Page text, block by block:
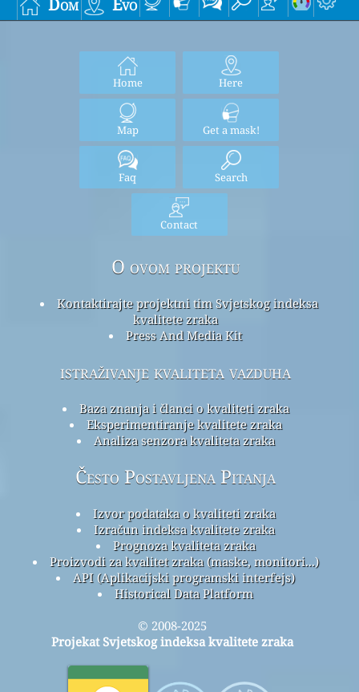
Dom Evo
Home Here
Map Get a mask!
Faq Search
Contact
O ovom projektu
Kontaktirajte projektni tim Svjetskog indeksa
kvalitete zraka
Press And Media Kit
istraživanje kvaliteta vazduha
Baza znanja i članci o kvaliteti zraka
Eksperimentiranje kvalitete zraka
Analiza senzora kvaliteta zraka
Često Postavljena Pitanja
Izvor podataka o kvaliteti zraka
Izračun indeksa kvalitete zraka
Prognoza kvaliteta zraka
Proizvodi za kvalitet zraka (maske, monitori...)
API (Aplikacijski programski interfejs)
Historical Data Platform
© 2008-2025
Projekat Svjetskog indeksa kvalitete zraka